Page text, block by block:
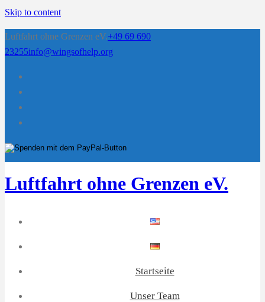
Skip to content
Luftfahrt ohne Grenzen eV.+49 69 690
23255info@wingsofhelp.org
Luftfahrt ohne Grenzen eV.
Startseite
Unser Team